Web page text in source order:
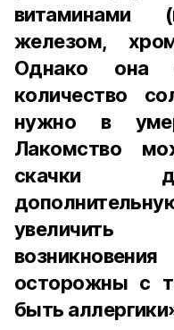
витаминами
железом,
Однако она
количество
нужно в
Лакомство
скачки
осторожны с
быть